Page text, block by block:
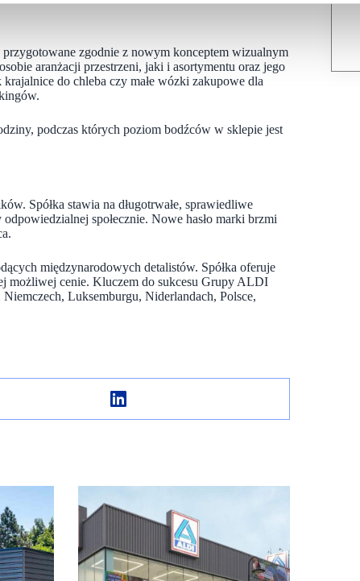
przygotowane zgodnie z nowym konceptem wizualnym
aranżacji przestrzeni, jaki i asortymentu oraz jego
do chleba czy małe wózki zakupowe dla
podczas których poziom bodźców w sklepie jest
Spółka stawia na długotrwałe, sprawiedliwe
społecznie. Nowe hasło marki brzmi
międzynarodowych detalistów. Spółka oferuje
możliwej cenie. Kluczem do sukcesu Grupy ALDI
Luksemburgu, Niderlandach, Polsce,